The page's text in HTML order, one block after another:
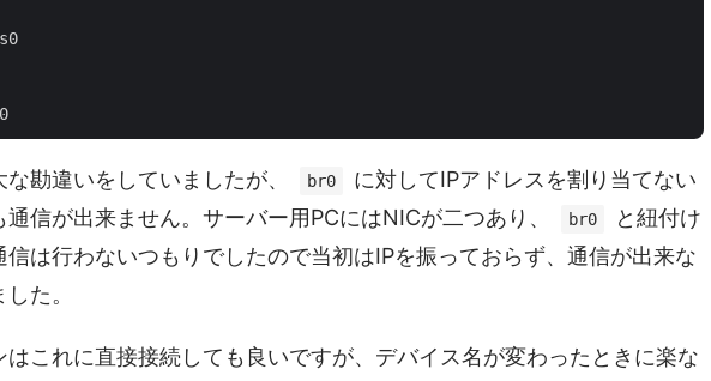
な勘違いをしていましたが、 br0
に対してIPアドレスを割り当てない
通信が出来ません。サーバー用PCにはNICが二つあり、
br0
と紐付け
信は行わないつもりでしたので当初はIPを振っておらず、通信が出来な
た。
はこれに直接接続しても良いですが、デバイス名が変わったときに楽な